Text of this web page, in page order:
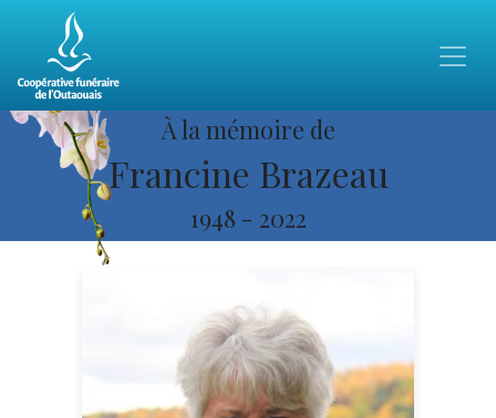
À la mémoire de
Francine Brazeau
1948 - 2022